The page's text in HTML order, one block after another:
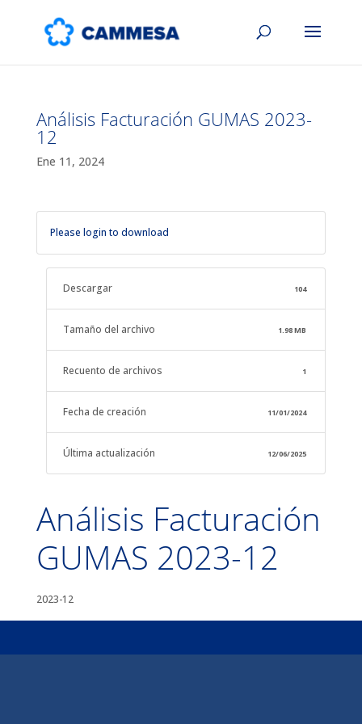
Análisis Facturación GUMAS 2023-
12
Ene 11, 2024
Please login to download
Descargar 104
Tamaño del archivo 1.98 MB
Recuento de archivos 1
Fecha de creación 11/01/2024
Última actualización 12/06/2025
Análisis Facturación
GUMAS 2023-12
2023-12